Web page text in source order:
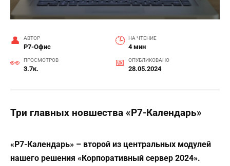
АВТОР
Р7-Офис
НА ЧТЕНИЕ
4 мин
ПРОСМОТРОВ
3.7к.
ОПУБЛИКОВАНО
28.05.2024
Три главных новшества «Р7-Календарь»
«Р7-Календарь» – второй из центральных модулей
нашего решения «Корпоративный сервер 2024».